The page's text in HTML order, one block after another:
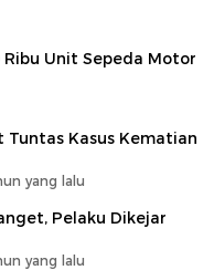
Ribu Unit Sepeda Motor
Kasus Kematian
yang lalu
Pelaku Dikejar
yang lalu